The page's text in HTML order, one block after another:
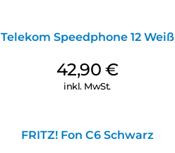
Telekom Speedphone 12 Weiß
42,90 €
inkl. MwSt.
FRITZ! Fon C6 Schwarz